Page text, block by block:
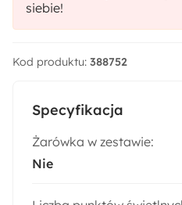
Specyfikacja
Żarówka w zestawie:
Nie
siebie!
Kod produktu: 388752